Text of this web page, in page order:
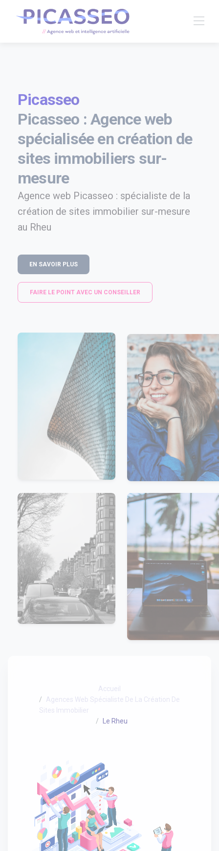
Picasseo
Picasseo : Agence web
spécialisée en création de
sites immobiliers sur-
mesure
Agence web Picasseo : spécialiste de la
création de sites immobilier sur-mesure
au Rheu
EN SAVOIR PLUS
FAIRE LE POINT AVEC UN CONSEILLER
Accueil
Agences Web Spécialiste De La Création De
Sites Immobilier
Le Rheu